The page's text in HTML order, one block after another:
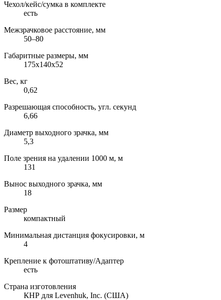
Чехол/кейс/сумка в комплекте
есть
Межзрачковое расстояние, мм
50–80
Габаритные размеры, мм
175x140x52
Вес, кг
0,62
Разрешающая способность, угл. секунд
6,66
Диаметр выходного зрачка, мм
5,3
Поле зрения на удалении 1000 м, м
131
Вынос выходного зрачка, мм
18
Размер
компактный
Минимальная дистанция фокусировки, м
4
Крепление к фотоштативу/Адаптер
есть
Страна изготовления
КНР для Levenhuk, Inc. (США)